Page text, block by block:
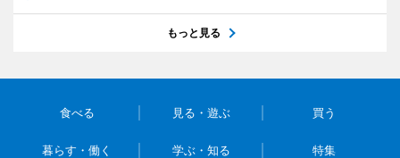
もっと見る
食べる 見る・遊ぶ 買う
暮らす・働く 学ぶ・知る 特集